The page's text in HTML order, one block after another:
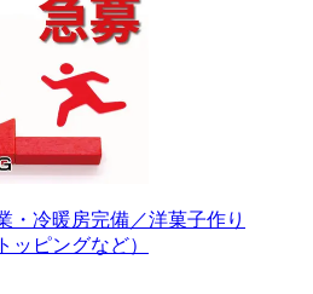
・冷暖房完備／洋菓子作り
ッピングなど）